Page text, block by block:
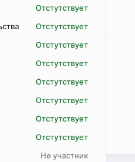
Отстутствует
Отстутствует
Отстутствует
Отстутствует
Отстутствует
Отстутствует
Отстутствует
Отстутствует
Не участник